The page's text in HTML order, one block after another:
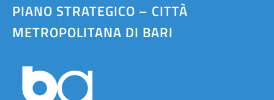
PIANO STRATEGICO – CITTÀ
METROPOLITANA DI BARI